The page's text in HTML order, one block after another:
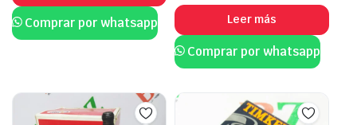
Comprar por whatsapp Leer más
Comprar por whatsapp